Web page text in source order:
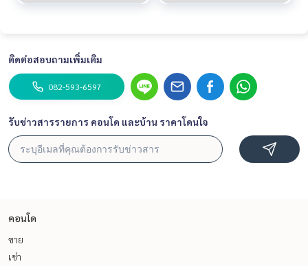
ติดต่อสอบถามเพิ่มเติม
082-593-6597
รับข่าวสารรายการ คอนโด และบ้าน ราคาโดนใจ
คอนโด
ขาย
เช่า